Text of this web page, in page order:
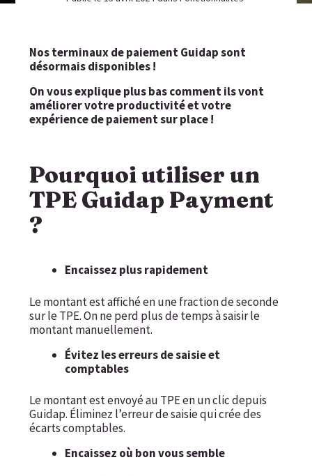
Nos terminaux de paiement Guidap sont
désormais disponibles !
On vous explique plus bas comment ils vont
améliorer votre productivité et votre
expérience de paiement sur place !
Pourquoi utiliser un
TPE Guidap Payment
?
Encaissez plus rapidement
Le montant est affiché en une fraction de seconde
sur le TPE. On ne perd plus de temps à saisir le
montant manuellement.
Évitez les erreurs de saisie et
comptables
Le montant est envoyé au TPE en un clic depuis
Guidap. Éliminez l’erreur de saisie qui crée des
écarts comptables.
Encaissez où bon vous semble